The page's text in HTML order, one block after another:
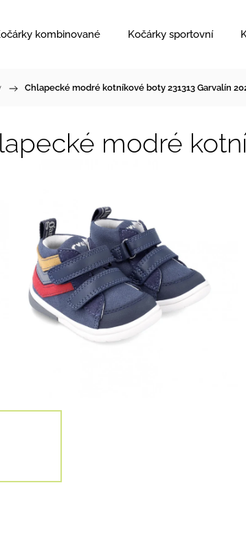
kombinované Kočárky sportovní
/ Chlapecké modré kotníkové boty 231313 Garvalín
modré